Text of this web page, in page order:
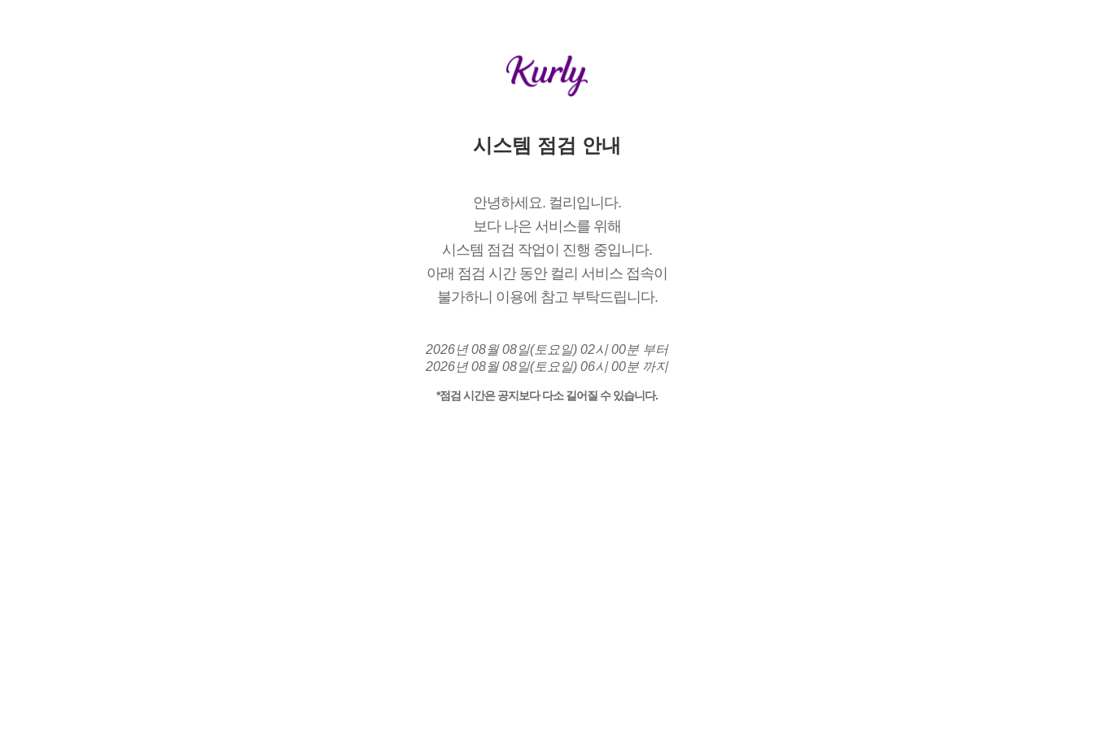
시스템 점검 안내
안녕하세요. 컬리입니다.
보다 나은 서비스를 위해
시스템 점검 작업이 진행 중입니다.
아래 점검 시간 동안 컬리 서비스 접속이
불가하니 이용에 참고 부탁드립니다.
2026년 08월 08일(토요일) 02시 00분 부터
2026년 08월 08일(토요일) 06시 00분 까지
*점검 시간은 공지보다 다소 길어질 수 있습니다.